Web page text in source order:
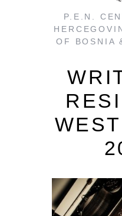
P.E.N.
OF BOSNIA